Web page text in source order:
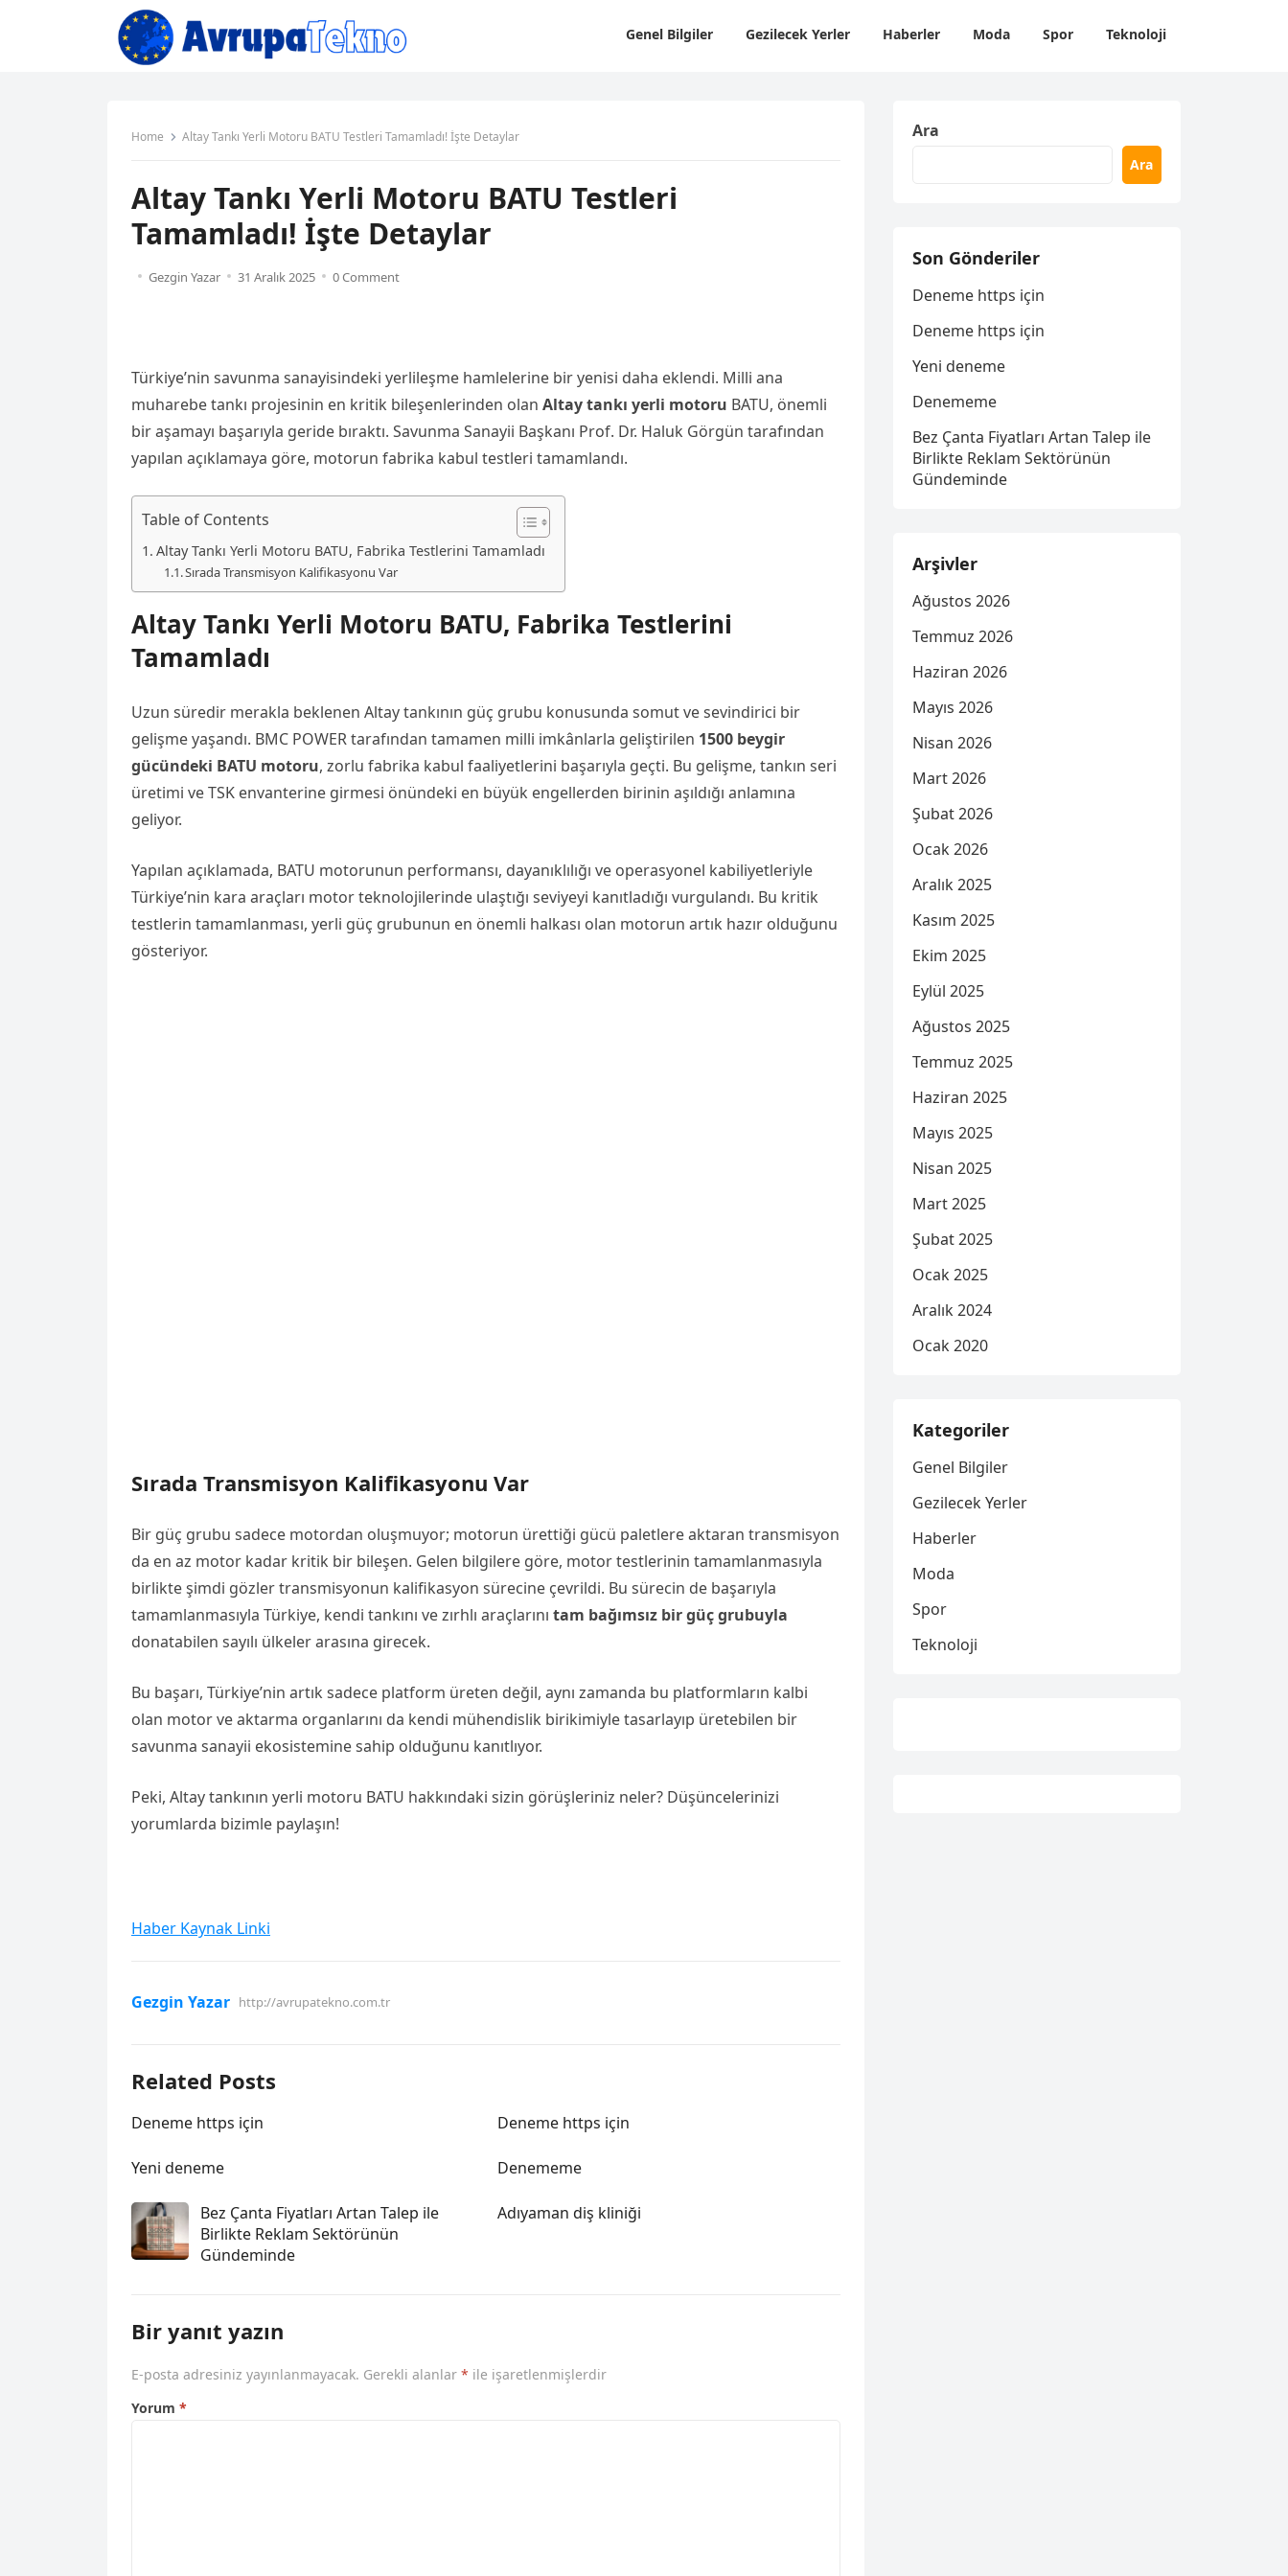
Genel Bilgiler Gezilecek Yerler Haberler Moda Spor Teknoloji
Home Altay Tankı Yerli Motoru BATU Testleri Tamamladı! İşte Detaylar
Altay Tankı Yerli Motoru BATU Testleri
Tamamladı! İşte Detaylar
Gezgin Yazar 31 Aralık 2025 0 Comment
Türkiye’nin savunma sanayisindeki yerlileşme hamlelerine bir yenisi daha eklendi. Milli ana
muharebe tankı projesinin en kritik bileşenlerinden olan Altay tankı yerli motoru BATU, önemli
bir aşamayı başarıyla geride bıraktı. Savunma Sanayii Başkanı Prof. Dr. Haluk Görgün tarafından
yapılan açıklamaya göre, motorun fabrika kabul testleri tamamlandı.
Table of Contents
Altay Tankı Yerli Motoru BATU, Fabrika Testlerini Tamamladı
Sırada Transmisyon Kalifikasyonu Var
Altay Tankı Yerli Motoru BATU, Fabrika Testlerini
Tamamladı
Uzun süredir merakla beklenen Altay tankının güç grubu konusunda somut ve sevindirici bir
gelişme yaşandı. BMC POWER tarafından tamamen milli imkânlarla geliştirilen 1500 beygir
gücündeki BATU motoru, zorlu fabrika kabul faaliyetlerini başarıyla geçti. Bu gelişme, tankın seri
üretimi ve TSK envanterine girmesi önündeki en büyük engellerden birinin aşıldığı anlamına
geliyor.
Yapılan açıklamada, BATU motorunun performansı, dayanıklılığı ve operasyonel kabiliyetleriyle
Türkiye’nin kara araçları motor teknolojilerinde ulaştığı seviyeyi kanıtladığı vurgulandı. Bu kritik
testlerin tamamlanması, yerli güç grubunun en önemli halkası olan motorun artık hazır olduğunu
gösteriyor.
Sırada Transmisyon Kalifikasyonu Var
Bir güç grubu sadece motordan oluşmuyor; motorun ürettiği gücü paletlere aktaran transmisyon
da en az motor kadar kritik bir bileşen. Gelen bilgilere göre, motor testlerinin tamamlanmasıyla
birlikte şimdi gözler transmisyonun kalifikasyon sürecine çevrildi. Bu sürecin de başarıyla
tamamlanmasıyla Türkiye, kendi tankını ve zırhlı araçlarını tam bağımsız bir güç grubuyla
donatabilen sayılı ülkeler arasına girecek.
Bu başarı, Türkiye’nin artık sadece platform üreten değil, aynı zamanda bu platformların kalbi
olan motor ve aktarma organlarını da kendi mühendislik birikimiyle tasarlayıp üretebilen bir
savunma sanayii ekosistemine sahip olduğunu kanıtlıyor.
Peki, Altay tankının yerli motoru BATU hakkındaki sizin görüşleriniz neler? Düşüncelerinizi
yorumlarda bizimle paylaşın!
Haber Kaynak Linki
Gezgin Yazar http://avrupatekno.com.tr
Related Posts
Deneme https için Deneme https için
Yeni deneme Denememe
Bez Çanta Fiyatları Artan Talep ile
Birlikte Reklam Sektörünün
Gündeminde
Adıyaman diş kliniği
Bir yanıt yazın
E-posta adresiniz yayınlanmayacak. Gerekli alanlar * ile işaretlenmişlerdir
Yorum *
Ara
Ara
Son Gönderiler
Deneme https için
Deneme https için
Yeni deneme
Denememe
Bez Çanta Fiyatları Artan Talep ile
Birlikte Reklam Sektörünün
Gündeminde
Arşivler
Ağustos 2026
Temmuz 2026
Haziran 2026
Mayıs 2026
Nisan 2026
Mart 2026
Şubat 2026
Ocak 2026
Aralık 2025
Kasım 2025
Ekim 2025
Eylül 2025
Ağustos 2025
Temmuz 2025
Haziran 2025
Mayıs 2025
Nisan 2025
Mart 2025
Şubat 2025
Ocak 2025
Aralık 2024
Ocak 2020
Kategoriler
Genel Bilgiler
Gezilecek Yerler
Haberler
Moda
Spor
Teknoloji